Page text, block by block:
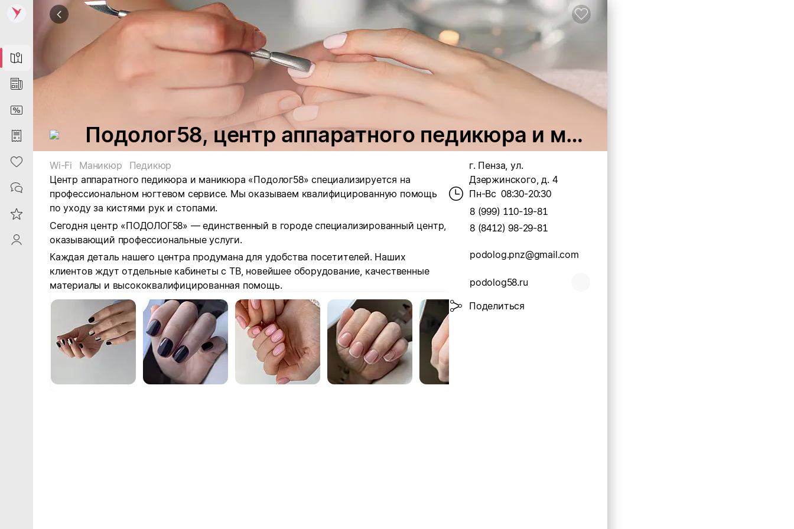
Map
News
DiscountCard
Purchases
Heart
Contacts
Reviews
ProfileSaby
Подолог58, центр аппаратного педикюра и маникюра
Wi-Fi Маникюр
Педикюр
Центр аппаратного педикюра и маникюра «Подолог58» специализируется на
профессиональном ногтевом сервисе. Мы оказываем квалифицированную помощь
по уходу за кистями рук и стопами.
Сегодня центр «ПОДОЛОГ58» — единственный в городе специализированный центр,
оказывающий профессиональные услуги.
Каждая деталь нашего центра продумана для удобства посетителей. Наших
клиентов ждут отдельные кабинеты с ТВ, новейшее оборудование, качественные
материалы и высококвалифицированная помощь.
г. Пенза, ул.
Дзержинского, д. 4
Пн-Вс 08:30-20:30
8 (999) 110-19-81
8 (8412) 98-29-81
podolog.pnz@gmail.com
podolog58.ru
Поделиться